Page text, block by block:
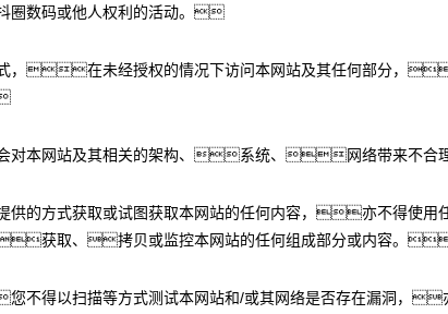
圈数码或他人权利的活动。
，在未经授权的情况下访问本网站及其任何部分，
会对本网站及其相关的架构、系统、网络带来不
提供的方式获取或试图获取本网站的任何内容，亦不
获取、拷贝或监控本网站的任何组成部分或内容。
不得以扫描等方式测试本网站和/或其网络是否存在漏洞，